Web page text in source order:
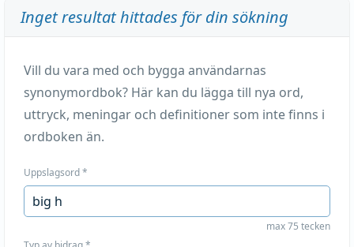
Inget resultat hittades för din sökning
Vill du vara med och bygga användarnas
synonymordbok? Här kan du lägga till nya ord,
uttryck, meningar och definitioner som inte finns i
ordboken än.
Uppslagsord*
max 75 tecken